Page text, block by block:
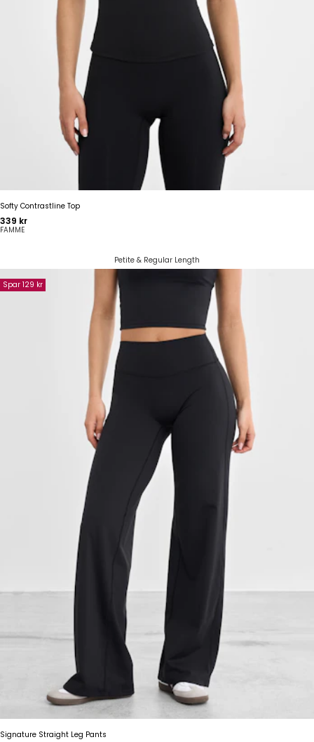
Softy Contrastline Top
Pris
339 kr
FAMME
Petite & Regular Length
Spar 129 kr
Signature Straight Leg Pants